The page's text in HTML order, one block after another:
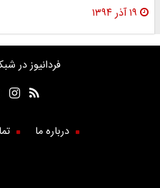
۱۹ آذر ۱۳۹۴
فردانیوز در
درباره ما